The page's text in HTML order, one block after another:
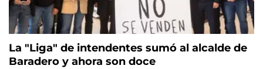
La "Liga" de intendentes sumó al alcalde de
Baradero y ahora son doce